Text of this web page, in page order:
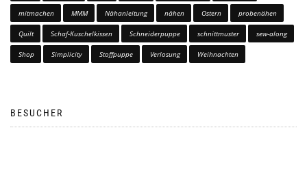
mitmachen MMM Nähanleitung nähen Ostern probenähen
Quilt Schaf-Kuschelkissen Schneiderpuppe schnittmuster sew-along
Shop Simplicity Stoffpuppe Verlosung Weihnachten
BESUCHER